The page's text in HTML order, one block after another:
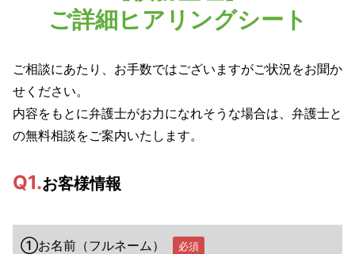
ご詳細ヒアリングシート
ご相談にあたり、お手数ではございますがご状況をお聞か
せください。
内容をもとに弁護士がお力になれそうな場合は、弁護士と
の無料相談をご案内いたします。
Q1.お客様情報
①お名前（フルネーム） 必須